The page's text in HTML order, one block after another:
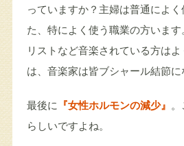
っていますか？主婦は普通によ
た、特によく使う職業の方いま
リストなど音楽されている方は
は、音楽家は皆ブシャール結節に
最後に 『女性ホルモンの減少』 。
らしいですよね。